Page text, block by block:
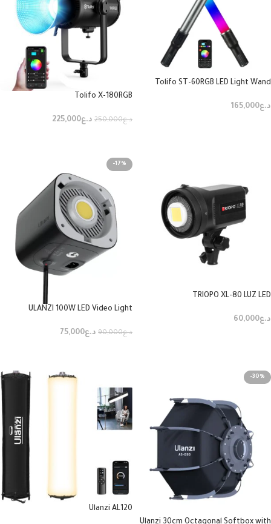
Tolifo ST-60RGB LED Light Wand
د.ع165,000
Tolifo X-180RGB
د.ع250,000 د.ع225,000
TRIOPO XL-80 LUZ LED
د.ع60,000
-17%
ULANZI 100W LED Video Light
د.ع90,000 د.ع75,000
-30%
Ulanzi 30cm Octagonal Softbox with
Ulanzi AL120